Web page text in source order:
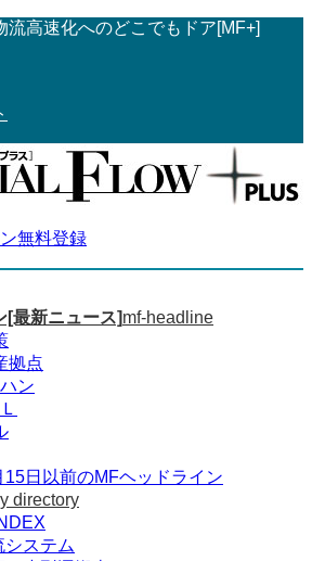
流高速化へのどこでもドア[MF+]
[最新ニュース]mf-headline
拠点
ン
15日以前のMFヘッドライン
directory
システム